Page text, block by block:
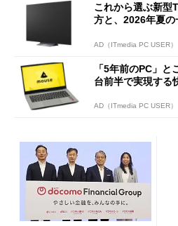
これから選ぶ新型
方と、2026年夏の
AD（ITmedia PC USER）
「5年前のPC」
台前半で実現する
AD（ITmedia PC USER）